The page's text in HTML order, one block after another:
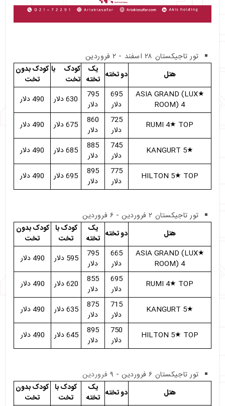
تور تاجیکستان ۲۸ اسفند - ۲ فروردین
هتل
دو تخته
یک
تخته
کودک با
تخت
کودک بدون
تخت
★ASIA GRAND (LUX
ROOM) 4
695
دلار
795
دلار
630 دلار 490 دلار
RUMI 4★ TOP
725
دلار
860
دلار
675 دلار 490 دلار
★KANGURT 5
745
دلار
885
دلار
685 دلار 490 دلار
HILTON 5★ TOP
775
دلار
895
دلار
695 دلار 490 دلار
تور تاجیکستان ۲ فروردین - ۶ فروردین
هتل
دو تخته
یک
تخته
کودک با
تخت
کودک بدون
تخت
★ASIA GRAND (LUX
ROOM) 4
665
دلار
795
دلار
595 دلار 490 دلار
RUMI 4★ TOP
695
دلار
855
دلار
620 دلار 490 دلار
★KANGURT 5
715
دلار
875
دلار
635 دلار 490 دلار
HILTON 5★ TOP
750
دلار
895
دلار
645 دلار 490 دلار
تور تاجیکستان ۶ فروردین - ۹
فروردین
هتل
دو تخته
یک
تخته
کودک با
تخت
کودک بدون
تخت